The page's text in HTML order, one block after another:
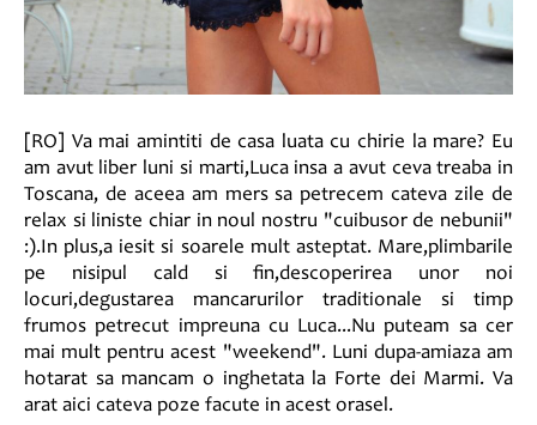
[RO] Va mai amintiti de casa luata cu chirie la mare? Eu
am avut liber luni si marti,Luca insa a avut ceva treaba in
Toscana, de aceea am mers sa petrecem cateva zile de
relax si liniste chiar in noul nostru "cuibusor de nebunii"
:).In plus,a iesit si soarele mult asteptat. Mare,plimbarile
pe nisipul cald si fin,descoperirea unor noi
locuri,degustarea mancarurilor traditionale si timp
frumos petrecut impreuna cu Luca...Nu puteam sa cer
mai mult pentru acest "weekend". Luni dupa-amiaza am
hotarat sa mancam o inghetata la Forte dei Marmi. Va
arat aici cateva poze facute in acest orasel.